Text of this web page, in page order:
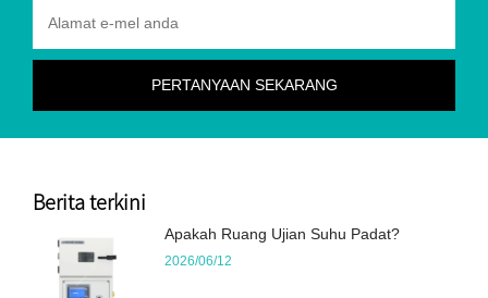
Berita terkini
Apakah Ruang Ujian Suhu Padat?
2026/06/12